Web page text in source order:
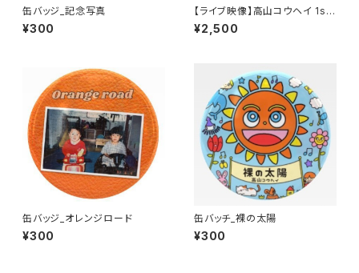
缶バッジ_記念写真
¥300
【ライブ映像】高山コウヘイ 1st
ワンマンライブ「交差点」
¥2,500
缶バッジ_オレンジロード
¥300
缶バッチ_裸の太陽
¥300